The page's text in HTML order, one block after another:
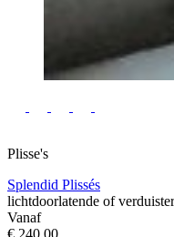
Plisse's
Splendid Plissés
lichtdoorlatende of
Vanaf
€ 240,00